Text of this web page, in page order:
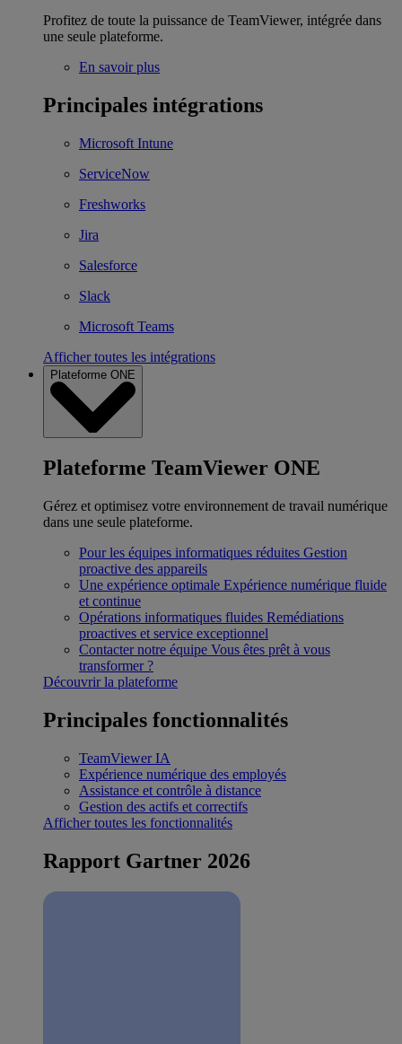
Profitez de toute la puissance de TeamViewer, intégrée dans
une seule plateforme.
En savoir plus
Principales intégrations
Microsoft Intune
ServiceNow
Freshworks
Jira
Salesforce
Slack
Microsoft Teams
Afficher toutes les intégrations
Plateforme ONE
Plateforme TeamViewer ONE
Gérez et optimisez votre environnement de travail numérique
dans une seule plateforme.
Pour les équipes informatiques réduites Gestion
proactive des appareils
Une expérience optimale Expérience numérique fluide
et continue
Opérations informatiques fluides Remédiations
proactives et service exceptionnel
Contacter notre équipe Vous êtes prêt à vous
transformer ?
Découvrir la plateforme
Principales fonctionnalités
TeamViewer IA
Expérience numérique des employés
Assistance et contrôle à distance
Gestion des actifs et correctifs
Afficher toutes les fonctionnalités
Rapport Gartner 2026